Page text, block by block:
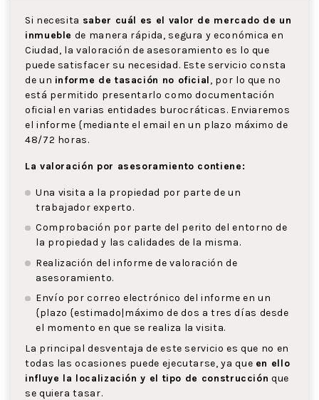
Si necesita saber cuál es el valor de mercado de un
inmueble de manera rápida, segura y económica en
Ciudad, la valoración de asesoramiento es lo que
puede satisfacer su necesidad. Este servicio consta
de un informe de tasación no oficial, por lo que no
está permitido presentarlo como documentación
oficial en varias entidades burocráticas. Enviaremos
el informe {mediante el email en un plazo máximo de
48/72 horas.
La valoración por asesoramiento contiene:
Una visita a la propiedad por parte de un
trabajador experto.
Comprobación por parte del perito del entorno de
la propiedad y las calidades de la misma.
Realización del informe de valoración de
asesoramiento.
Envío por correo electrónico del informe en un
{plazo {estimado|máximo de dos a tres días desde
el momento en que se realiza la visita.
La principal desventaja de este servicio es que no en
todas las ocasiones puede ejecutarse, ya que en ello
influye la localización y el tipo de construcción que
se quiera tasar.